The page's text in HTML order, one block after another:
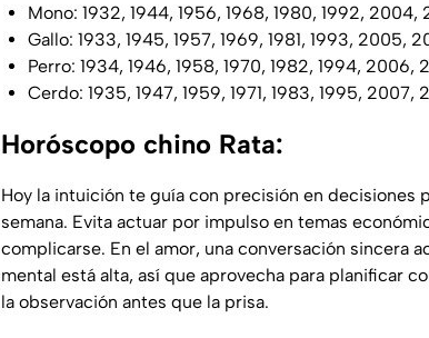
Mono: 1932, 1944, 1956, 1968, 1980, 1992, 2004,
Gallo: 1933, 1945, 1957, 1969, 1981, 1993, 2005,
Perro: 1934, 1946, 1958, 1970, 1982, 1994, 2006,
Cerdo: 1935, 1947, 1959, 1971, 1983, 1995, 2007,
Horóscopo chino Rata:
Hoy la intuición te guía con precisión en decisiones
semana. Evita actuar por impulso en temas
complicarse. En el amor, una conversación sincera
mental está alta, así que aprovecha para planificar
la observación antes que la prisa.